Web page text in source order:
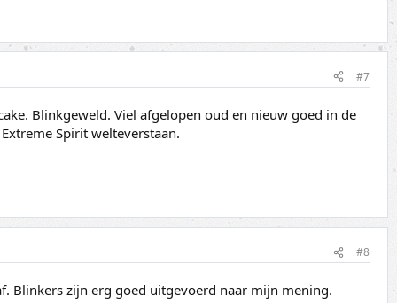
#7
Blinkgeweld. Viel afgelopen oud en nieuw goed in de
Spirit welteverstaan.
#8
Blinkers zijn erg goed uitgevoerd naar mijn mening.